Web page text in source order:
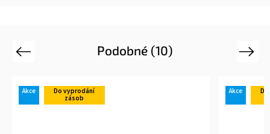
Podobné (10)
Previous
Akce
Next